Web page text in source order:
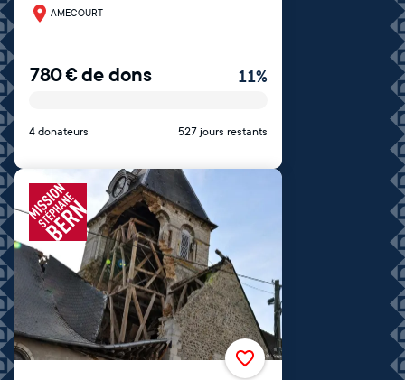
AMECOURT
780€de dons 11%
4 donateurs 527 jours restants